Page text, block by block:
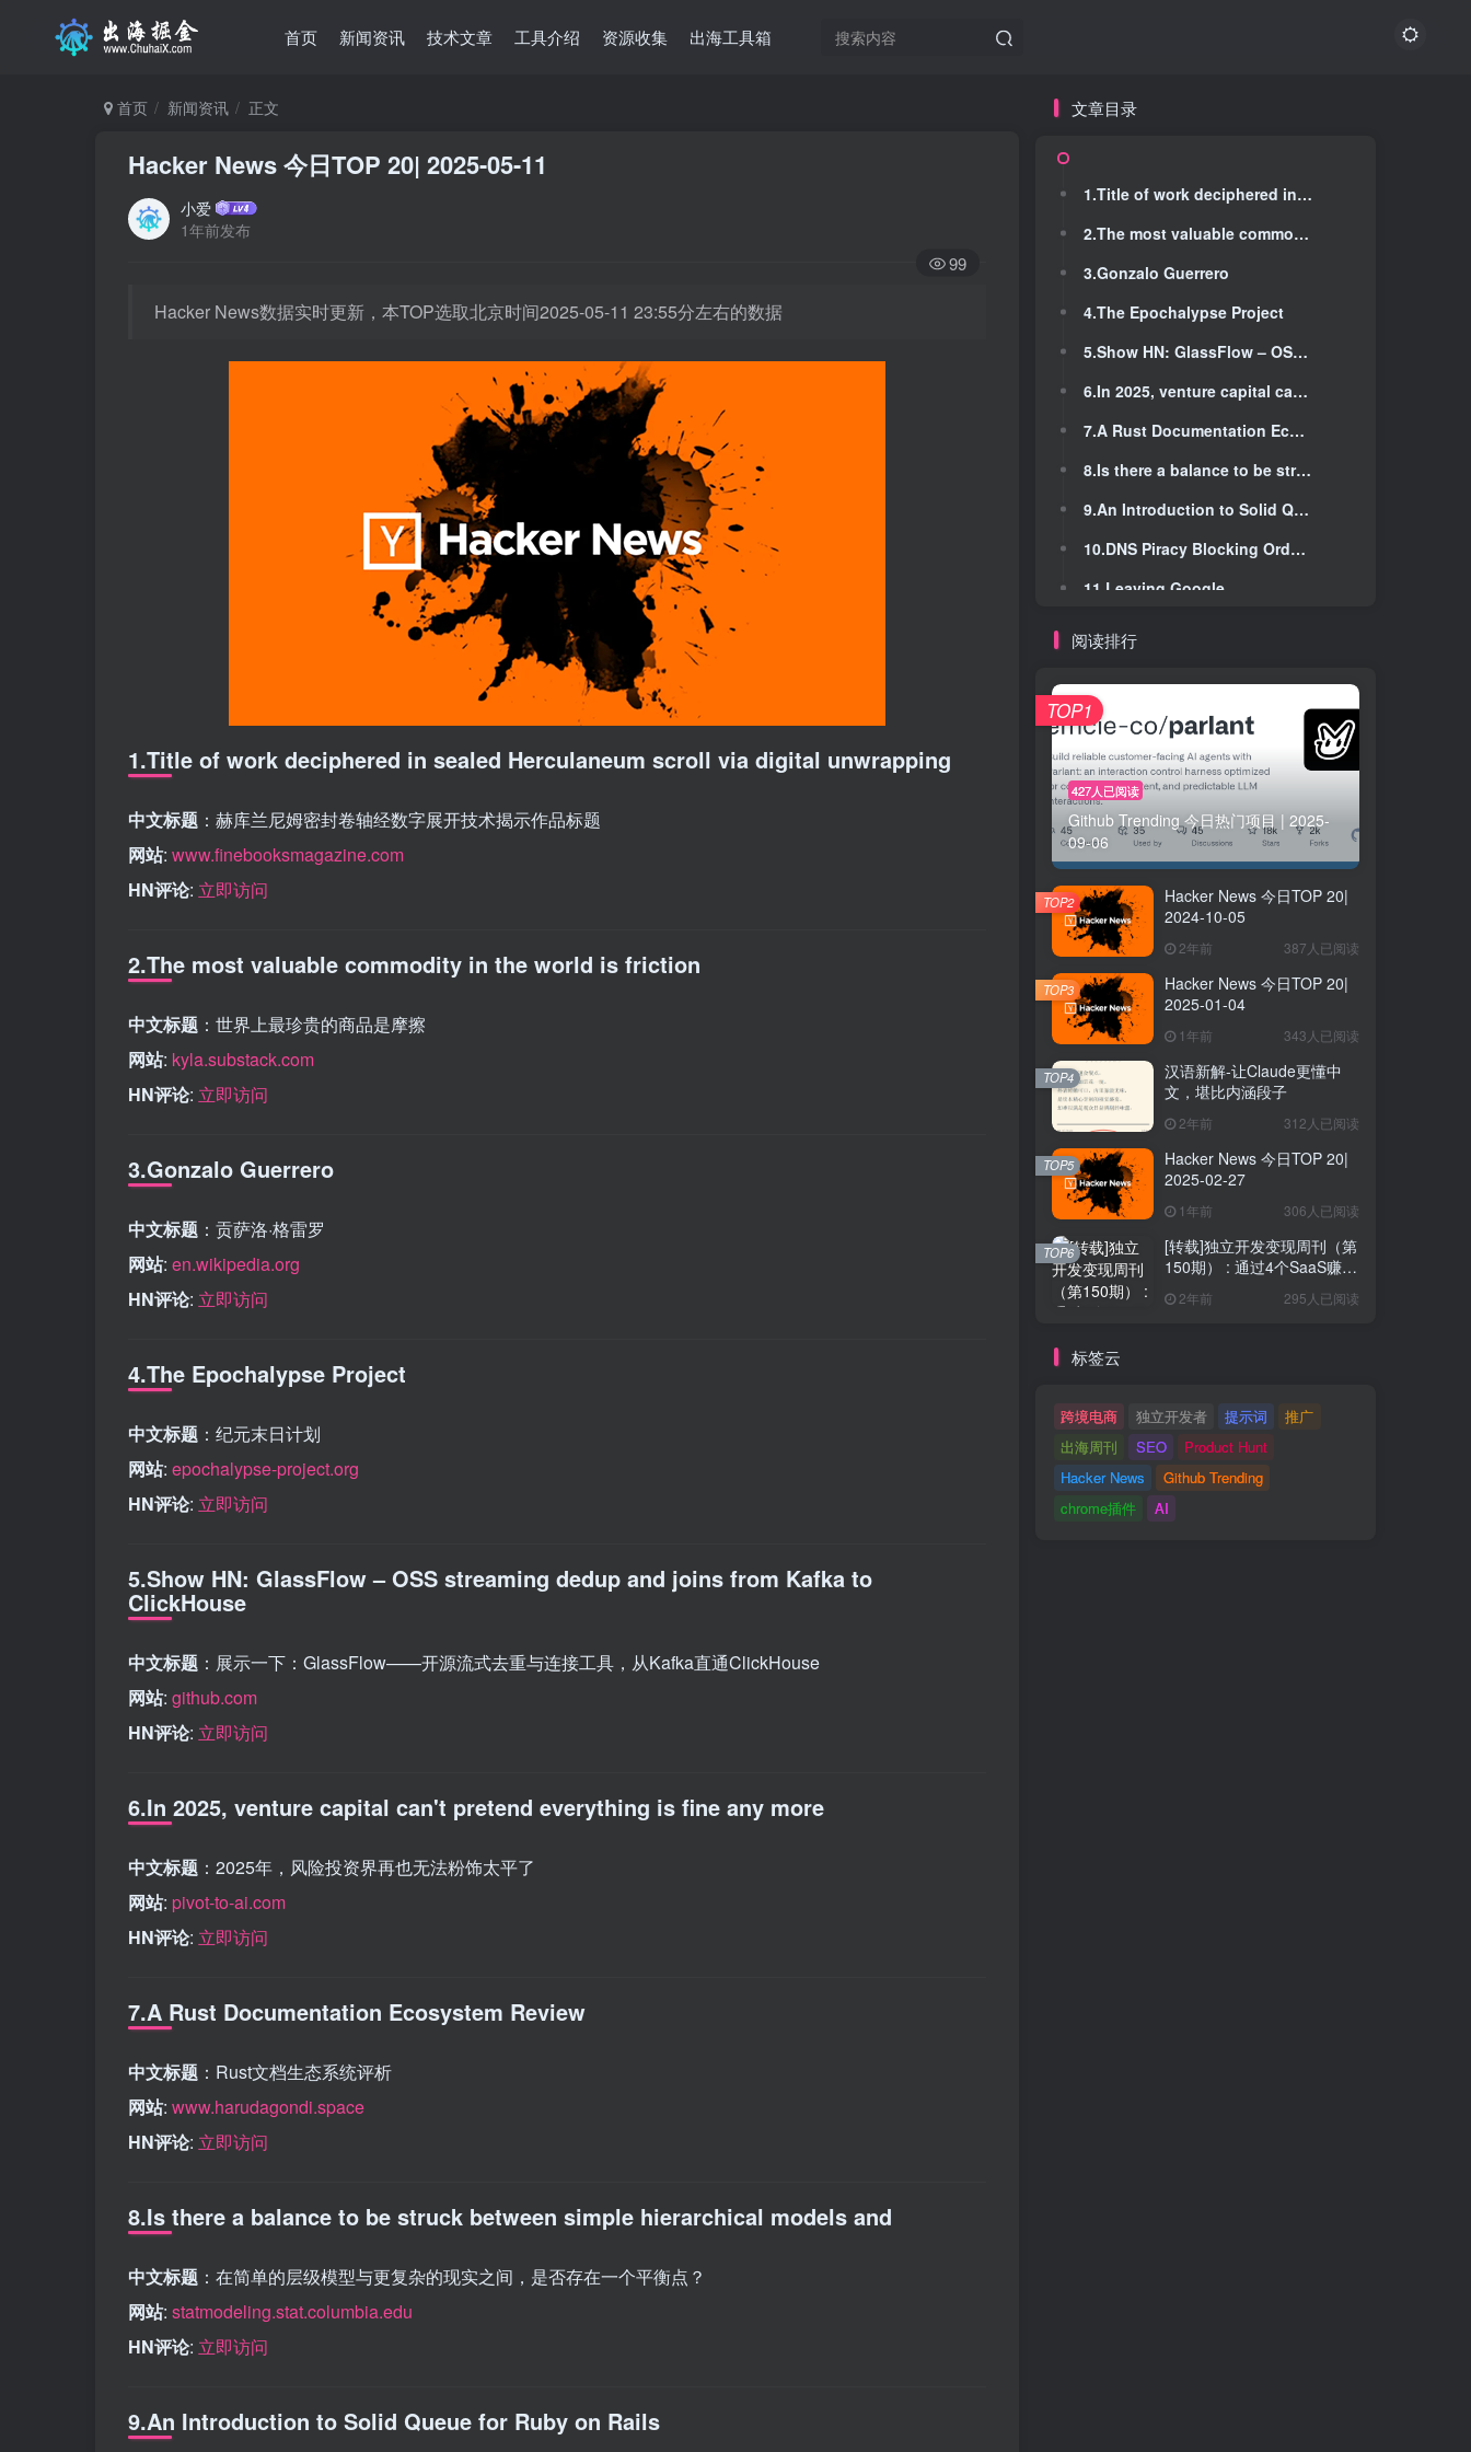
首页 新闻资讯 技术文章 工具介绍 资源收集 出海工具箱
首页 新闻资讯 正文
Hacker News 今日TOP 20| 2025-05-11
小爱
1年前发布
99
Hacker News数据实时更新，本TOP选取北京时间2025-05-11 23:55分左右的数据
1.Title of work deciphered in sealed Herculaneum scroll via digital unwrapping
中文标题 ：赫库兰尼姆密封卷轴经数字展开技术揭示作品标题
网站: www.finebooksmagazine.com
HN评论: 立即访问
2.The most valuable commodity in the world is friction
中文标题 ：世界上最珍贵的商品是摩擦
网站: kyla.substack.com
HN评论: 立即访问
3.Gonzalo Guerrero
中文标题 ：贡萨洛·格雷罗
网站: en.wikipedia.org
HN评论: 立即访问
4.The Epochalypse Project
中文标题 ：纪元末日计划
网站: epochalypse-project.org
HN评论: 立即访问
5.Show HN: GlassFlow – OSS streaming dedup and joins from Kafka to
ClickHouse
中文标题 ：展示一下：GlassFlow——开源流式去重与连接工具，从Kafka直通ClickHouse
网站: github.com
HN评论: 立即访问
6.In 2025, venture capital can't pretend everything is fine any more
中文标题 ：2025年，风险投资界再也无法粉饰太平了
网站: pivot-to-ai.com
HN评论: 立即访问
7.A Rust Documentation Ecosystem Review
中文标题 ：Rust文档生态系统评析
网站: www.harudagondi.space
HN评论: 立即访问
8.Is there a balance to be struck between simple hierarchical models and
中文标题 ：在简单的层级模型与更复杂的现实之间，是否存在一个平衡点？
网站: statmodeling.stat.columbia.edu
HN评论: 立即访问
9.An Introduction to Solid Queue for Ruby on Rails
文章目录
1.Title of work deciphered in sealed Herculaneum scroll via digital unwrapping
2.The most valuable commodity in the world is friction
3.Gonzalo Guerrero
4.The Epochalypse Project
5.Show HN: GlassFlow – OSS streaming dedup and joins from Kafka to ClickHouse
6.In 2025, venture capital can't pretend everything is fine any more
7.A Rust Documentation Ecosystem Review
8.Is there a balance to be struck between simple hierarchical models and
9.An Introduction to Solid Queue for Ruby on Rails
10.DNS Piracy Blocking Orders: Google, Cloudflare, and OpenDNS Respond Differently
11.Leaving Google
17.Fan Service
18.Fandom sells gaming media brand Giant Bomb to long-term staff
19.Dotless Domains
20.US vs. Google amicus curiae brief of Y Combinator in support of plaintiffs [pdf]
文章目录
1.Title of work deciphered in sealed Herculaneum scroll via digital unwrapping
2.The most valuable commodity in the world is friction
3.Gonzalo Guerrero
4.The Epochalypse Project
5.Show HN: GlassFlow – OSS streaming dedup and joins from Kafka to ClickHouse
6.In 2025, venture capital can't pretend everything is fine any more
7.A Rust Documentation Ecosystem Review
8.Is there a balance to be struck between simple hierarchical models and
9.An Introduction to Solid Queue for Ruby on Rails
10.DNS Piracy Blocking Orders: Google, Cloudflare, and OpenDNS Respond Differently
11.Leaving Google
17.Fan Service
18.Fandom sells gaming media brand Giant Bomb to long-term staff
19.Dotless Domains
20.US vs. Google amicus curiae brief of Y Combinator in support of plaintiffs [pdf]
阅读排行
427人已阅读
Github Trending 今日热门项目 | 2025-
09-06
TOP1
Hacker News 今日TOP 20|
2024-10-05
2年前 387人已阅读
TOP2
Hacker News 今日TOP 20|
2025-01-04
1年前 343人已阅读
TOP3
汉语新解-让Claude更懂中
文，堪比内涵段子
2年前 312人已阅读
TOP4
Hacker News 今日TOP 20|
2025-02-27
1年前 306人已阅读
TOP5
[转载]独立开发变现周刊（第
150期） : 通过4个SaaS赚取
2年前 295人已阅读
TOP6
标签云
跨境电商 独立开发者 提示词
推广
出海周刊
SEO
Product Hunt
Hacker News
Github Trending
chrome插件
AI